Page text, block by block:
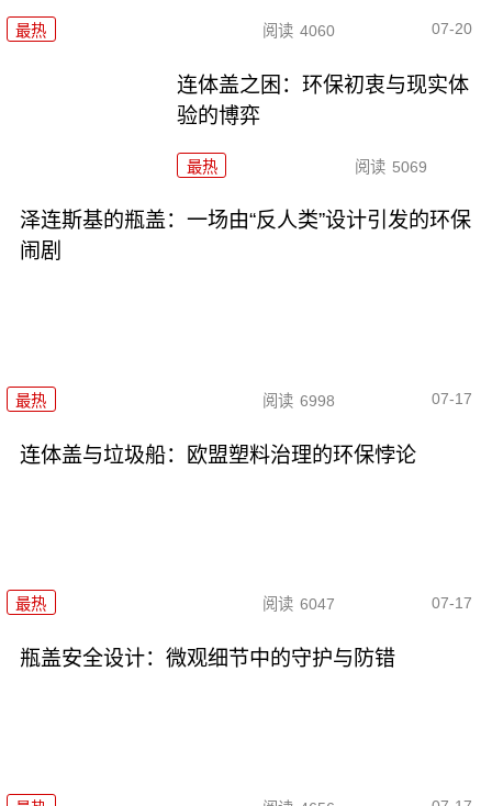
最热 阅读 4060 07-20
连体盖之困：环保初衷与现实体
验的博弈
最热 阅读 5069
泽连斯基的瓶盖：一场由“反人类”设计引发的环保
闹剧
最热 阅读 6998 07-17
连体盖与垃圾船：欧盟塑料治理的环保悖论
最热 阅读 6047 07-17
瓶盖安全设计：微观细节中的守护与防错